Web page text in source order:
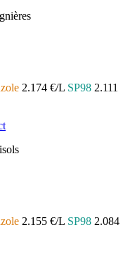
2.174 €/L SP98 2.111
2.155 €/L SP98 2.084